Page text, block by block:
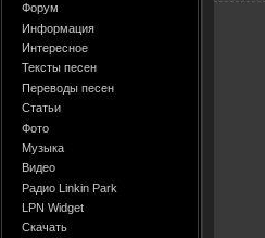
Форум
Информация
Интересное
Тексты песен
Переводы песен
Статьи
Фото
Музыка
Видео
Радио Linkin Park
LPN Widget
Скачать